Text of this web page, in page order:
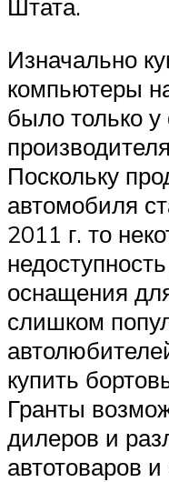
Штата.
Изначально
компьютеры
было только
Поскольку
автомобиля
2011 г. то
оснащения
слишком
купить
Гранты
дилеров и
автотоваров